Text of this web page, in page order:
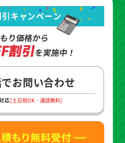
キャンペーン
り価格から
割引を実施中！
お問い合わせ
応[土日祝OK・通話無料]